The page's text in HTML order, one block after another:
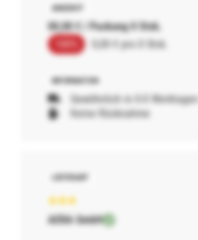
00,00 € / Packung 0 Stck.
0,00 € pro 0 Stck.
Gewöhnlich in 0-0 Werktagen
Keine Rücknahme
AERA GmbH